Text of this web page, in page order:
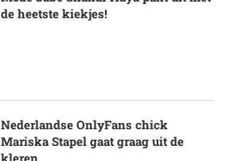
de heetste kiekjes!
Nederlandse OnlyFans chick
Mariska Stapel gaat graag uit de